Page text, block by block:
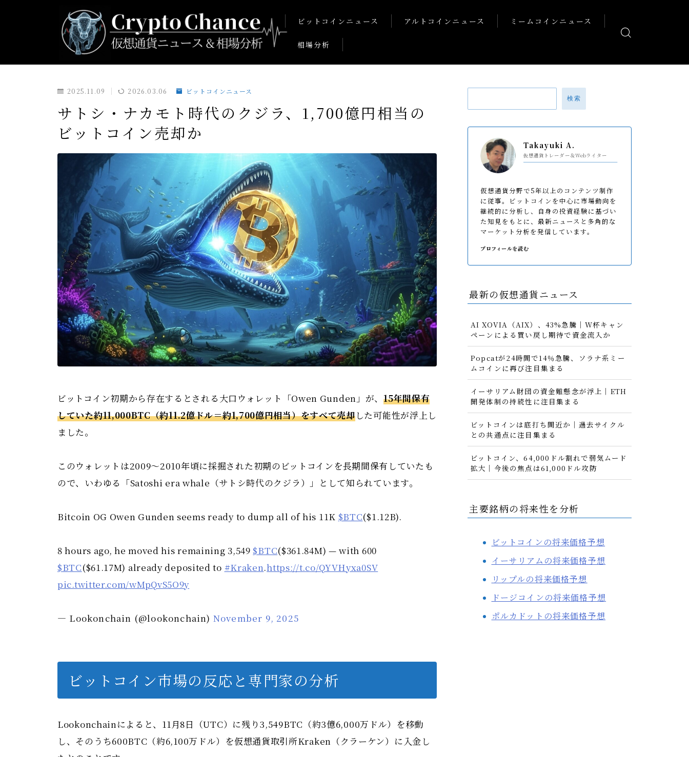
ビットコインニュース アルトコインニュース ミームコインニュース
相場分析
2025.11.09 2026.03.06 ビットコインニュース
サトシ・ナカモト時代のクジラ、1,700億円相当の
ビットコイン売却か
ビットコイン初期から存在するとされる大口ウォレット「Owen Gunden」が、15年間保有
していた約11,000BTC（約11.2億ドル＝約1,700億円相当）をすべて売却した可能性が浮上し
ました。
このウォレットは2009〜2010年頃に採掘された初期のビットコインを長期間保有していたも
ので、いわゆる「Satoshi era whale（サトシ時代のクジラ）」として知られています。
Bitcoin OG Owen Gunden seems ready to dump all of his 11K $BTC($1.12B).
8 hours ago, he moved his remaining 3,549$BTC($361.84M) — with 600
$BTC($61.17M) already deposited to #Kraken.https://t.co/QYVHyxa0SV
pic.twitter.com/wMpQvS5O9y
— Lookonchain (@lookonchain) November 9, 2025
ビットコイン市場の反応と専門家の分析
Lookonchainによると、11月8日（UTC）に残り3,549BTC（約3億6,000万ドル）を移動
し、そのうち600BTC（約6,100万ドル）を仮想通貨取引所Kraken（クラーケン）に入金し
検索
Takayuki A.
仮想通貨トレーダー＆Webライター
仮想通貨分野で5年以上のコンテンツ制作
に従事。ビットコインを中心に市場動向を
継続的に分析し、自身の投資経験に基づい
た知見をもとに、最新ニュースと多角的な
マーケット分析を発信しています。
プロフィールを読む
最新の仮想通貨ニュース
AI XOVIA（AIX）、43%急騰｜W杯キャン
ペーンによる買い戻し期待で資金流入か
Popcatが24時間で14％急騰、ソラナ系ミー
ムコインに再び注目集まる
イーサリアム財団の資金難懸念が浮上｜ETH
開発体制の持続性に注目集まる
ビットコインは底打ち間近か｜過去サイクル
との共通点に注目集まる
ビットコイン、64,000ドル割れで弱気ムード
拡大｜今後の焦点は61,000ドル攻防
主要銘柄の将来性を分析
ビットコインの将来価格予想
イーサリアムの将来価格予想
リップルの将来価格予想
ドージコインの将来価格予想
ポルカドットの将来価格予想